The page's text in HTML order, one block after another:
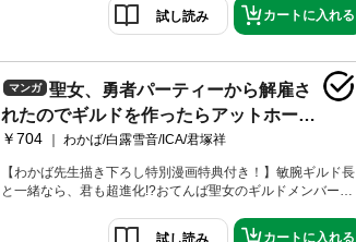
てあげる！全力令嬢が突き進む、恋愛ファンタジー第５弾！
【あらすじ】カムイ火山を目指す私、ただいまドラゴンとお
～い精霊王さまのお陰で悠々目的地に到着できました。そし
て、早々に今度は海を越えて問題がうちにまで飛び火してき
そうな悩みの種が……。またもまともな結婚が遠ざかるじゃ
ない勘弁して～!!とりあえず置いておいて、私は次の会合へ。
せっかくのお食事会と舞踏会、お見合いの予行練習！ と思っ
運（ハート）は私が握ってるけど？」売られた喧嘩は買って
あげる！全力令嬢が突き進む、恋愛ファンタジー第５弾！
試し読み カートに入れる
マンガ
聖女、勇者パーティーから解雇さ
れたのでギルドを作ったらアットホーム
な最強ギルドに育ちました。@COMIC 第
1巻【描き下ろし漫画特典付き】
【わかば先生描き下ろし特別漫画特典付き！】敏腕ギルド長
成ファンタジー!! 待望のコミカライズ第1巻！描き下ろし特別